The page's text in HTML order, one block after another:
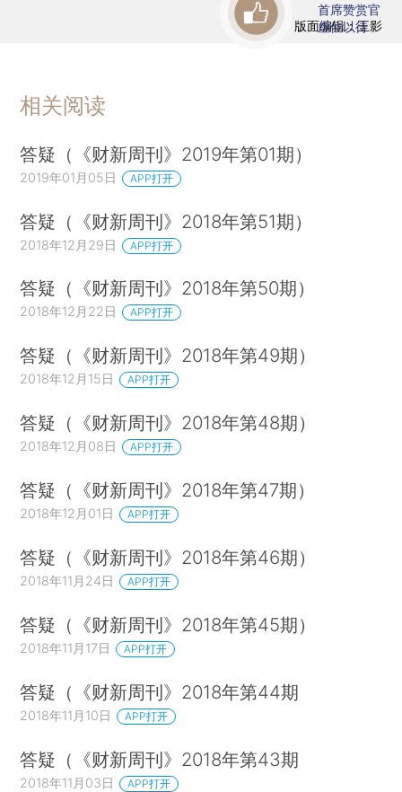
版面编辑：王影
首席赞赏官
虚位以待
相关阅读
答疑（《财新周刊》2019年第01期）
2019年01月05日 APP打开
答疑（《财新周刊》2018年第51期）
2018年12月29日 APP打开
答疑（《财新周刊》2018年第50期）
2018年12月22日 APP打开
答疑（《财新周刊》2018年第49期）
2018年12月15日 APP打开
答疑（《财新周刊》2018年第48期）
2018年12月08日 APP打开
答疑（《财新周刊》2018年第47期）
2018年12月01日 APP打开
答疑（《财新周刊》2018年第46期）
2018年11月24日 APP打开
答疑（《财新周刊》2018年第45期）
2018年11月17日 APP打开
答疑（《财新周刊》2018年第44期
2018年11月10日 APP打开
答疑（《财新周刊》2018年第43期
2018年11月03日 APP打开